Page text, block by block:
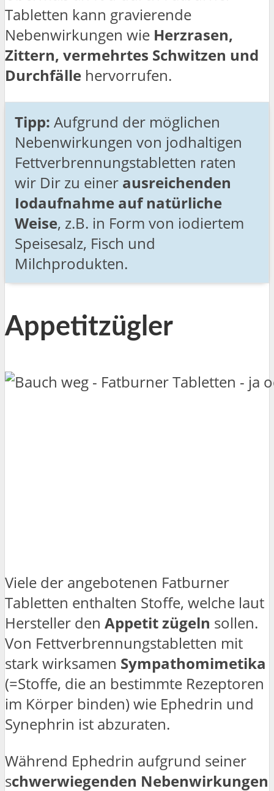
Tabletten kann gravierende
Nebenwirkungen wie Herzrasen,
Zittern, vermehrtes Schwitzen und
Durchfälle hervorrufen.
Tipp: Aufgrund der möglichen
Nebenwirkungen von jodhaltigen
Fettverbrennungstabletten raten
wir Dir zu einer ausreichenden
Iodaufnahme auf natürliche
Weise, z.B. in Form von iodiertem
Speisesalz, Fisch und
Milchprodukten.
Appetitzügler
Viele der angebotenen Fatburner
Tabletten enthalten Stoffe, welche laut
Hersteller den Appetit zügeln sollen.
Von Fettverbrennungstabletten mit
stark wirksamen Sympathomimetika
(=Stoffe, die an bestimmte Rezeptoren
im Körper binden) wie Ephedrin und
Synephrin ist abzuraten.
Während Ephedrin aufgrund seiner
schwerwiegenden Nebenwirkungen